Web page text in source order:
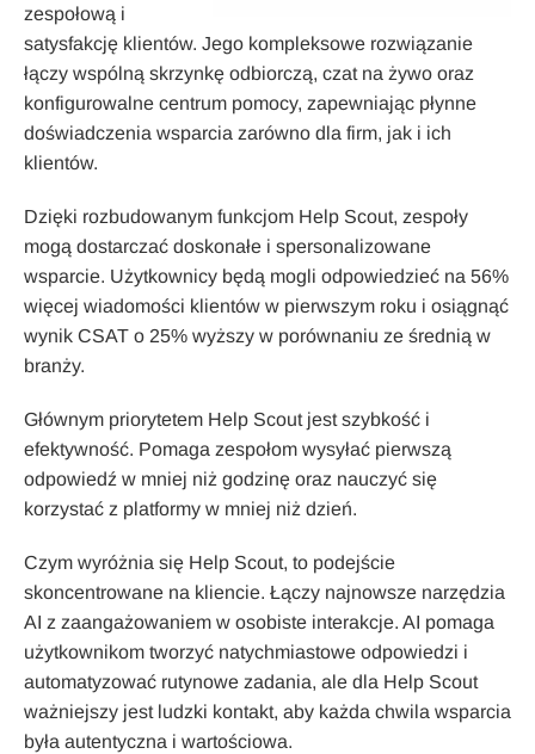
zespołową i
satysfakcję klientów. Jego kompleksowe rozwiązanie
łączy wspólną skrzynkę odbiorczą, czat na żywo oraz
konfigurowalne centrum pomocy, zapewniając płynne
doświadczenia wsparcia zarówno dla firm, jak i ich
klientów.
Dzięki rozbudowanym funkcjom Help Scout, zespoły
mogą dostarczać doskonałe i spersonalizowane
wsparcie. Użytkownicy będą mogli odpowiedzieć na 56%
więcej wiadomości klientów w pierwszym roku i osiągnąć
wynik CSAT o 25% wyższy w porównaniu ze średnią w
branży.
Głównym priorytetem Help Scout jest szybkość i
efektywność. Pomaga zespołom wysyłać pierwszą
odpowiedź w mniej niż godzinę oraz nauczyć się
korzystać z platformy w mniej niż dzień.
Czym wyróżnia się Help Scout, to podejście
skoncentrowane na kliencie. Łączy najnowsze narzędzia
AI z zaangażowaniem w osobiste interakcje. AI pomaga
użytkownikom tworzyć natychmiastowe odpowiedzi i
automatyzować rutynowe zadania, ale dla Help Scout
ważniejszy jest ludzki kontakt, aby każda chwila wsparcia
była autentyczna i wartościowa.